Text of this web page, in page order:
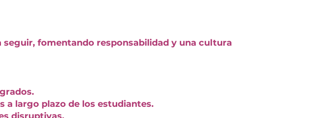
fomentando responsabilidad y una cultura
a largo plazo de los estudiantes.